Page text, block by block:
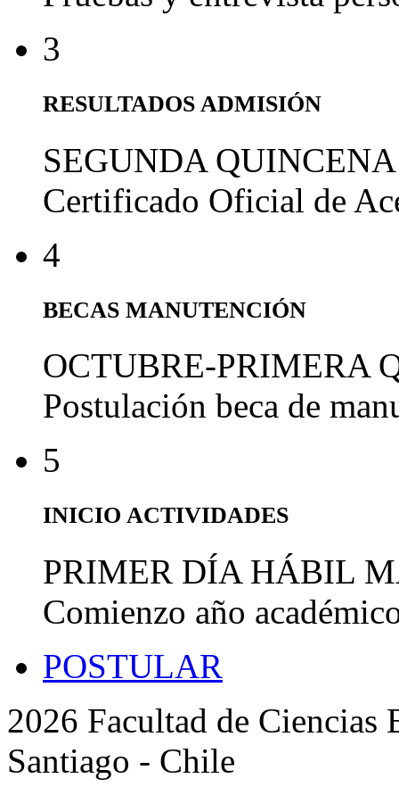
3
RESULTADOS ADMISIÓN
SEGUNDA
Certificado Oficial de
4
BECAS MANUTENCIÓN
OCTUBRE-PRIMERA
Postulación beca de
5
INICIO ACTIVIDADES
PRIMER DÍA HÁBIL
Comienzo año
POSTULAR
2026 Facultad de
Santiago - Chile